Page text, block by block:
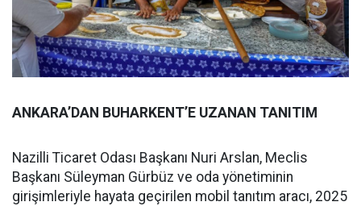
ANKARA’DAN BUHARKENT’E UZANAN TANITIM
Nazilli Ticaret Odası Başkanı Nuri Arslan, Meclis
Başkanı Süleyman Gürbüz ve oda yönetiminin
girişimleriyle hayata geçirilen mobil tanıtım aracı, 2025